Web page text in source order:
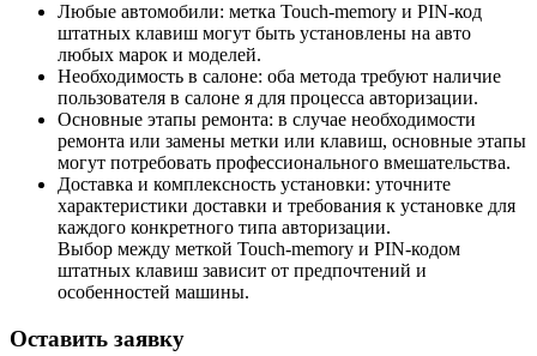
Любые автомобили: метка Touch-memory и PIN-код
штатных клавиш могут быть установлены на авто
любых марок и моделей.
Необходимость в салоне: оба метода требуют наличие
пользователя в салоне я для процесса авторизации.
Основные этапы ремонта: в случае необходимости
ремонта или замены метки или клавиш, основные этапы
могут потребовать профессионального вмешательства.
Доставка и комплексность установки: уточните
характеристики доставки и требования к установке для
каждого конкретного типа авторизации.
Выбор между меткой Touch-memory и PIN-кодом
штатных клавиш зависит от предпочтений и
особенностей машины.
Оставить заявку